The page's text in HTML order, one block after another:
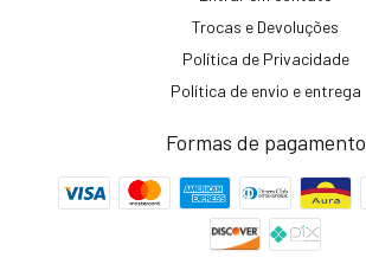
Trocas e Devoluções
Política de Privacidade
Política de envio e entrega
Formas de pagamento